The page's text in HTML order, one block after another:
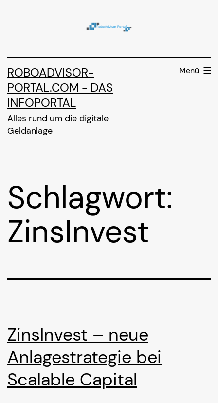
ROBOADVISOR-
PORTAL.COM - DAS
INFOPORTAL
Alles rund um die digitale
Geldanlage
Menü
Schlagwort:
ZinsInvest
ZinsInvest – neue
Anlagestrategie bei
Scalable Capital